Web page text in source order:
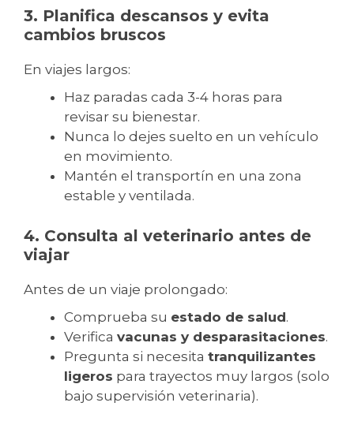
3. Planifica descansos y evita
cambios bruscos
En viajes largos:
Haz paradas cada 3-4 horas para
revisar su bienestar.
Nunca lo dejes suelto en un vehículo
en movimiento.
Mantén el transportín en una zona
estable y ventilada.
4. Consulta al veterinario antes de
viajar
Antes de un viaje prolongado:
Comprueba su estado de salud.
Verifica vacunas y desparasitaciones.
Pregunta si necesita tranquilizantes
ligeros para trayectos muy largos (solo
bajo supervisión veterinaria).